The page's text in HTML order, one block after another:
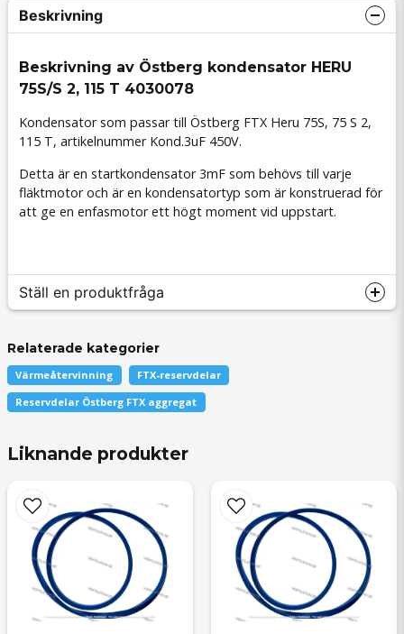
Beskrivning
Beskrivning av Östberg kondensator HERU
75S/S 2, 115 T 4030078
Kondensator som passar till Östberg FTX Heru 75S, 75 S 2,
115 T, artikelnummer Kond.3uF 450V.
Detta är en startkondensator 3mF som behövs till varje
fläktmotor och är en kondensatortyp som är konstruerad för
att ge en enfasmotor ett högt moment vid uppstart.
Ställ en produktfråga
question
Fråga oss något om denna produkten...
name
Namn
email
Mejladress
Relaterade kategorier
Värmeåtervinning
FTX-reservdelar
Reservdelar Östberg FTX aggregat
Liknande produkter